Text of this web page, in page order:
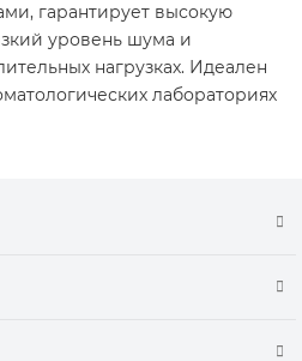
гарантирует высокую
уровень шума и
нагрузках. Идеален
лабораториях